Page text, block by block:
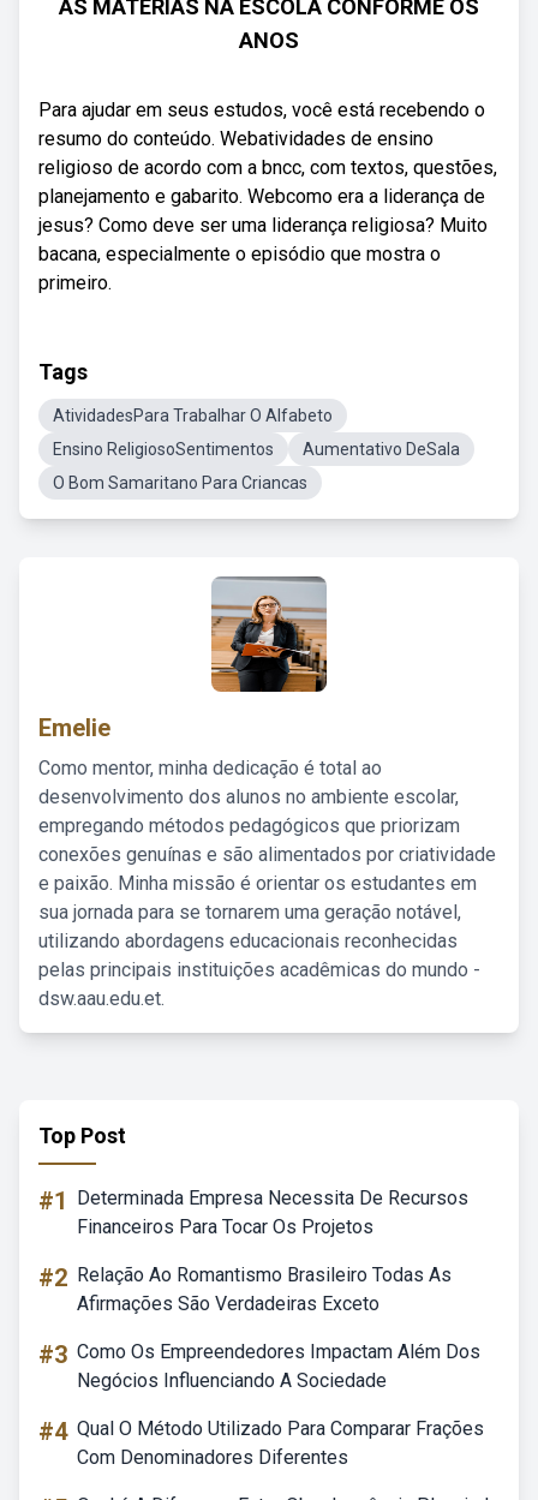
AS MATÉRIAS NA ESCOLA CONFORME OS
ANOS
Para ajudar em seus estudos, você está recebendo o
resumo do conteúdo. Webatividades de ensino
religioso de acordo com a bncc, com textos, questões,
planejamento e gabarito. Webcomo era a liderança de
jesus? Como deve ser uma liderança religiosa? Muito
bacana, especialmente o episódio que mostra o
primeiro.
Tags
AtividadesPara Trabalhar O Alfabeto
Ensino ReligiosoSentimentos
Aumentativo DeSala
O Bom Samaritano Para Criancas
Emelie
Como mentor, minha dedicação é total ao
desenvolvimento dos alunos no ambiente escolar,
empregando métodos pedagógicos que priorizam
conexões genuínas e são alimentados por criatividade
e paixão. Minha missão é orientar os estudantes em
sua jornada para se tornarem uma geração notável,
utilizando abordagens educacionais reconhecidas
pelas principais instituições acadêmicas do mundo -
dsw.aau.edu.et.
Top Post
#1
Determinada Empresa Necessita De Recursos
Financeiros Para Tocar Os Projetos
#2 Relação Ao Romantismo Brasileiro Todas As
Afirmações São Verdadeiras Exceto
#3 Como Os Empreendedores Impactam Além Dos
Negócios Influenciando A Sociedade
#4 Qual O Método Utilizado Para Comparar Frações
Com Denominadores Diferentes